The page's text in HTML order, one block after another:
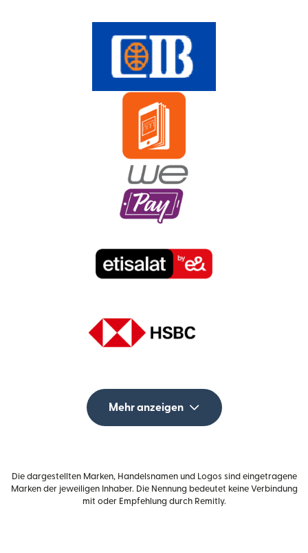
Mehr anzeigen
Die dargestellten Marken, Handelsnamen und Logos sind eingetragene
Marken der jeweiligen Inhaber. Die Nennung bedeutet keine Verbindung
mit oder Empfehlung durch Remitly.